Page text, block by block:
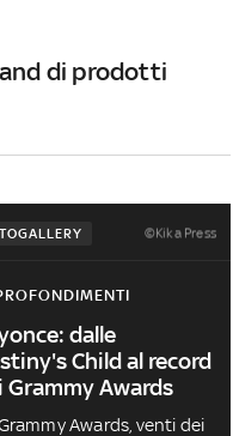
di prodotti
©Kika Press
dalle
Child al record
Grammy Awards
Awards, venti dei